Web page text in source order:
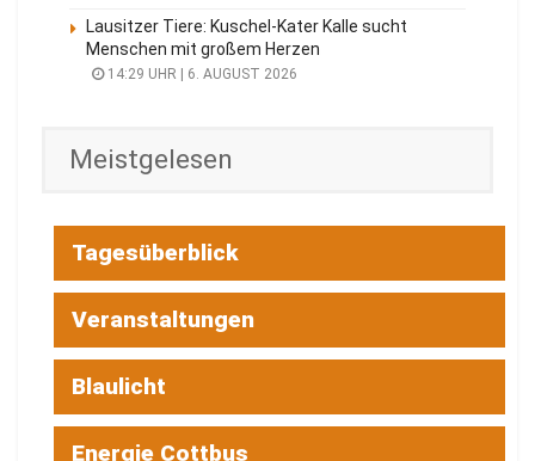
Lausitzer Tiere: Kuschel-Kater Kalle sucht
Menschen mit großem Herzen
14:29 UHR | 6. AUGUST 2026
Meistgelesen
Tagesüberblick
Veranstaltungen
Blaulicht
Energie Cottbus